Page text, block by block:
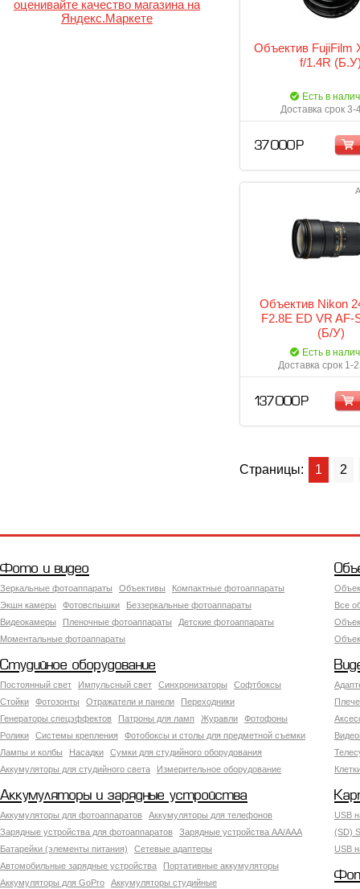
Объектив FujiFilm
f/1.4R
Есть в
Доставка срок 3-
37 000 Р
Объектив Nikon
F2.8E ED VR AF-
(Б/У)
Есть в
Доставка срок 1-
137 000 Р
Страницы: 1 2
Фото и видео
Зеркальные фотоаппараты Объективы
Компактные фотоаппараты
Экшн камеры
Фотовспышки
Беззеркальные фотоаппараты
Видеокамеры
Пленочные фотоаппараты
Детские фотоаппараты
Моментальные фотоаппараты
Все
Студийное оборудование
Постоянный свет Импульсный свет Синхронизаторы
Софтбоксы
Стойки
Фотозонты Отражатели и панели
Переходники
Генераторы спецэффектов
Патроны для ламп Журавли
Фотофоны
Ролики
Системы крепления
Фотобоксы и столы для предметной съемки
Лампы и колбы
Насадки
Сумки для студийного оборудования
Аккумуляторы для студийного света
Измерительное оборудование
Аккумуляторы и зарядные устройства
Аккумуляторы для фотоаппаратов
Аккумуляторы для телефонов
Зарядные устройства для фотоаппаратов
Зарядные устройства AA/AAA
Батарейки (элементы питания)
Сетевые адаптеры
Автомобильные зарядные устройства
Портативные аккумуляторы
Аккумуляторы для GoPro
Аккумуляторы студийные
USB
(SD)
USB